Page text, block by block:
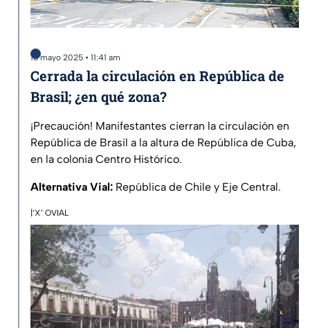
13 mayo 2025 • 11:41 am
Cerrada la circulación en República de
Brasil; ¿en qué zona?
¡Precaución! Manifestantes cierran la circulación en
República de Brasil a la altura de República de Cuba,
en la colonia Centro Histórico.
Alternativa Vial: República de Chile y Eje Central.
|‘X’ OVIAL